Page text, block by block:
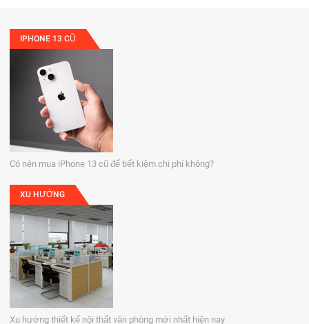
IPHONE 13 CŨ
Có nên mua iPhone 13 cũ để tiết kiệm chi phí không?
XU HƯỚNG
Xu hướng thiết kế nội thất văn phòng mới nhất hiện nay